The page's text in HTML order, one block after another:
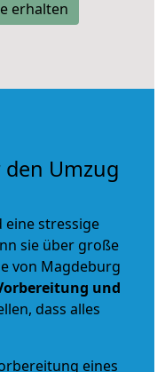
erhalten
Umzug
eine stressige
sie über große
von Magdeburg
und
dass alles
eines